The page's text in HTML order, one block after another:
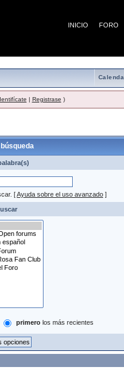
INICIO FORO
| Registrase )
[Ayuda sobre el uso avanzado ]
primerolos más recientes